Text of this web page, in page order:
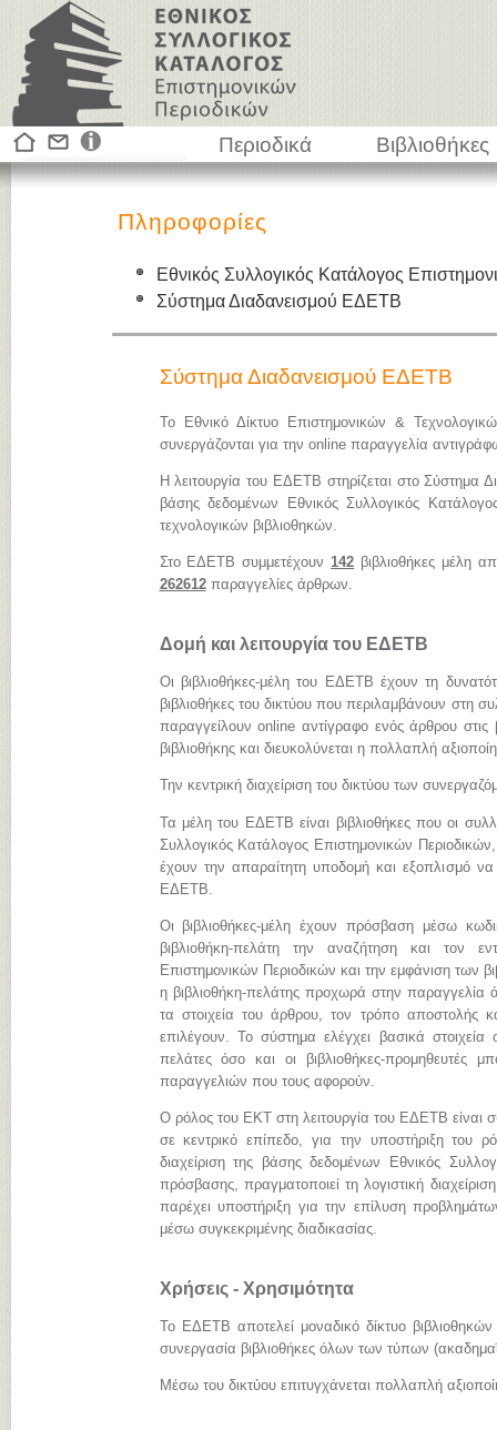
Περιοδικά Βιβλιοθήκες
Πληροφορίες
Εθνικός Συλλογικός Κατάλογος
Σύστημα Διαδανεισμού ΕΔΕΤΒ
Σύστημα Διαδανεισμού ΕΔΕΤΒ
Το Εθνικό Δίκτυο Επιστημονικών &
συνεργάζονται για την online παραγγελία
Η λειτουργία του ΕΔΕΤΒ στηρίζεται στο Σύστημα
βάσης δεδομένων Εθνικός Συλλογικός
τεχνολογικών βιβλιοθηκών.
Στο ΕΔΕΤΒ συμμετέχουν142 βιβλιοθήκες μέλη
262612παραγγελίες άρθρων.
Δομή και λειτουργία του ΕΔΕΤΒ
Οι βιβλιοθήκες-μέλη του ΕΔΕΤΒ έχουν τη
βιβλιοθήκες του δικτύου που περιλαμβάνουν στη
παραγγείλουν online αντίγραφο ενός άρθρου στις
βιβλιοθήκης και διευκολύνεται η πολλαπλή
Την κεντρική διαχείριση του δικτύου των
Τα μέλη του ΕΔΕΤΒ είναι βιβλιοθήκες που οι
Συλλογικός Κατάλογος Επιστημονικών
έχουν την απαραίτητη υποδομή και εξοπλισμό
ΕΔΕΤΒ.
Οι βιβλιοθήκες-μέλη έχουν πρόσβαση μέσω
βιβλιοθήκη-πελάτη την αναζήτηση και τον
Επιστημονικών Περιοδικών και την εμφάνιση των
η βιβλιοθήκη-πελάτης προχωρά στην παραγγελία
τα στοιχεία του άρθρου, τον τρόπο αποστολής
επιλέγουν. Το σύστημα ελέγχει βασικά
πελάτες όσο και οι βιβλιοθήκες-
παραγγελιών που τους αφορούν.
Ο ρόλος του ΕΚΤ στη λειτουργία του ΕΔΕΤΒ είναι
σε κεντρικό επίπεδο, για την υποστήριξη του
διαχείριση της βάσης δεδομένων Εθνικός
πρόσβασης, πραγματοποιεί τη λογιστική
παρέχει υποστήριξη για την επίλυση
μέσω συγκεκριμένης διαδικασίας.
Χρήσεις - Χρησιμότητα
Το ΕΔΕΤΒ αποτελεί μοναδικό δίκτυο
συνεργασία βιβλιοθήκες όλων των τύπων
Μέσω του δικτύου επιτυγχάνεται πολλαπλή